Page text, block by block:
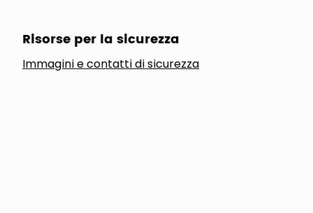
Risorse per la sicurezza
Immagini e contatti di sicurezza